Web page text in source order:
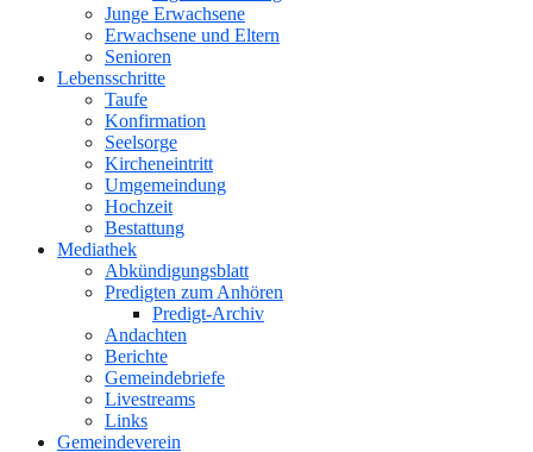
Junge Erwachsene
Erwachsene und Eltern
Senioren
Lebensschritte
Taufe
Konfirmation
Seelsorge
Kircheneintritt
Umgemeindung
Hochzeit
Bestattung
Mediathek
Abkündigungsblatt
Predigten zum Anhören
Predigt-Archiv
Andachten
Berichte
Gemeindebriefe
Livestreams
Links
Gemeindeverein